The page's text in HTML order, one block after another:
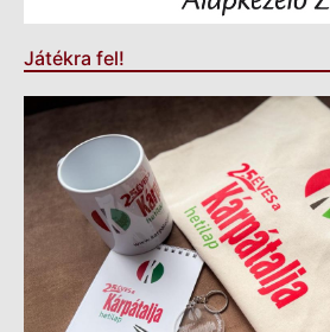
Játékra fel!